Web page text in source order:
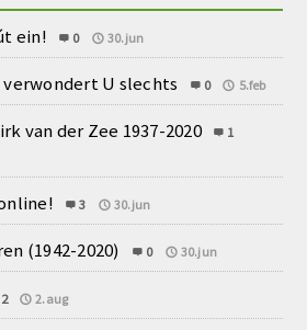
ein! 0 30.jun
U slechts 0 5.feb
van der Zee 1937-2020
1
3 30.jun
(1942-2020) 0 30.jun
2 2.aug